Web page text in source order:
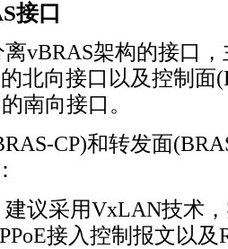
接口
vBRAS架构的接口
北向接口以及控制面
南向接口。
CP)和转发面
议采用VxLAN技术
接入控制报文以